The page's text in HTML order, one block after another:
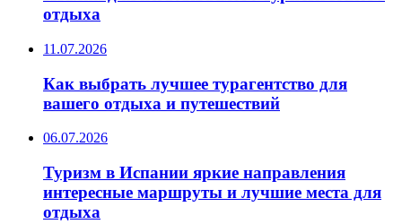
отдыха
11.07.2026
Как выбрать лучшее турагентство для
вашего отдыха и путешествий
06.07.2026
Туризм в Испании яркие направления
интересные маршруты и лучшие места для
отдыха